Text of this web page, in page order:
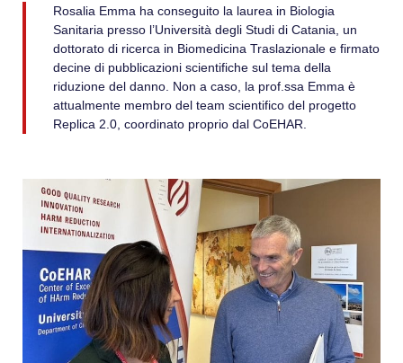
Rosalia Emma ha conseguito la laurea in Biologia
Sanitaria presso l’Università degli Studi di Catania, un
dottorato di ricerca in Biomedicina Traslazionale e firmato
decine di pubblicazioni scientifiche sul tema della
riduzione del danno. Non a caso, la prof.ssa Emma è
attualmente membro del team scientifico del progetto
Replica 2.0, coordinato proprio dal CoEHAR.